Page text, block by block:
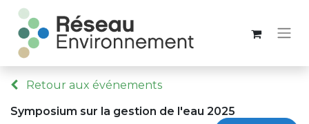
Retour aux événements
Symposium sur la gestion de l'eau 2025